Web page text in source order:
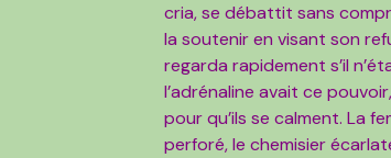
cria, se débattit sans
la soutenir en visant son
regarda rapidement s’il
l’adrénaline avait ce
pour qu’ils se calment. La
perforé, le chemisier